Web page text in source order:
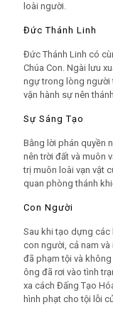
loài người.
Đức Thánh Linh
Đức Thánh Linh có
Chúa Con. Ngài lưu
ngự trong lòng người
vận hành sự nên
Sự Sáng Tạo
Bằng lời phán quyền
nên trời đất và muôn
trị muôn loài vạn vật
quan phòng thánh
Con Người
Sau khi tạo dựng các
con người, cả nam và
đã phạm tội và
ông đã rơi vào tình
xa cách Đấng Tạo
hình phạt cho tội lỗi